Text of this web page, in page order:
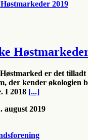
er det tilladt
der kender økologien
I 2018 [...]
august 2019